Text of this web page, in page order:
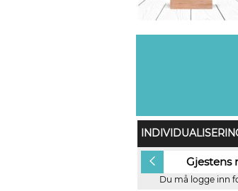
Gjestens
Du må logge inn